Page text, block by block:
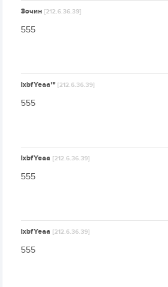
Зочин[212.6.36.39]
555
lxbfYeaa'"[212.6.36.39]
555
lxbfYeaa[212.6.36.39]
555
lxbfYeaa[212.6.36.39]
555